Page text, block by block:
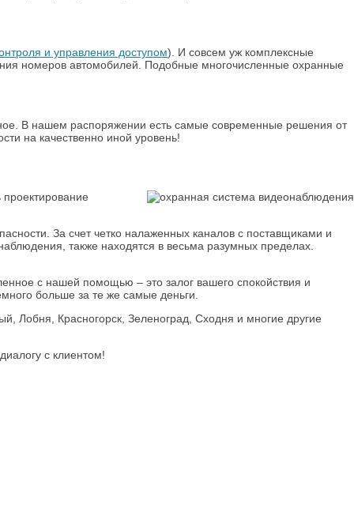
и управления доступом). И совсем уж комплексные
номеров автомобилей. Подобные многочисленные охранные
В нашем распоряжении есть самые современные решения от
на качественно иной уровень!
За счет четко налаженных каналов с поставщиками и
также находятся в весьма разумных пределах.
с нашей помощью – это залог вашего спокойствия и
больше за те же самые деньги.
Лобня, Красногорск, Зеленоград, Сходня и многие другие
с клиентом!